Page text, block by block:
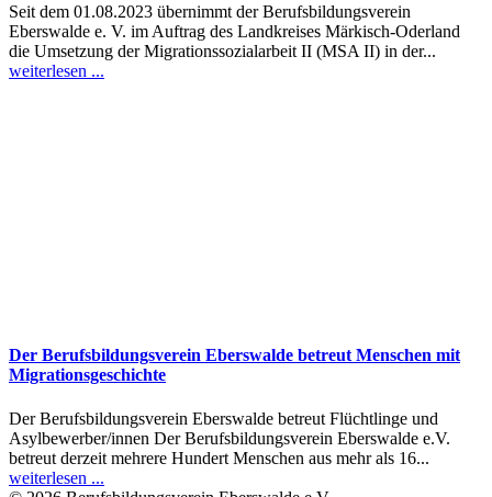
Seit dem 01.08.2023 übernimmt der Berufsbildungsverein
Eberswalde e. V. im Auftrag des Landkreises Märkisch-Oderland
die Umsetzung der Migrationssozialarbeit II (MSA II) in der...
weiterlesen ...
Der Berufsbildungsverein Eberswalde betreut Menschen mit
Migrationsgeschichte
Der Berufsbildungsverein Eberswalde betreut Flüchtlinge und
Asylbewerber/innen Der Berufsbildungsverein Eberswalde e.V.
betreut derzeit mehrere Hundert Menschen aus mehr als 16...
weiterlesen ...